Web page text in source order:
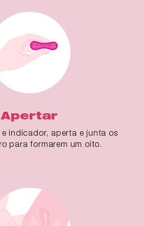
Apertar
indicador, aperta e junta os
para formarem um oito.